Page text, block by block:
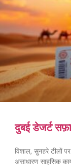
दुबई डेजर्ट
विशाल, सुनहरे टीलों
असाधारण साहसिक